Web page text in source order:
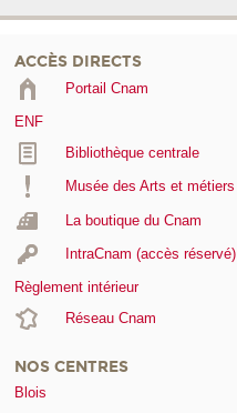
ACCÈS DIRECTS
Portail Cnam
ENF
Bibliothèque centrale
Musée des Arts et métiers
La boutique du Cnam
IntraCnam (accès réservé)
Règlement intérieur
Réseau Cnam
NOS CENTRES
Blois